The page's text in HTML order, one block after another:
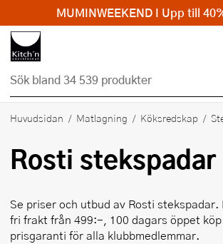
Hopp till huvudinnehållet
Huvudsidan Matlagning Köksredskap
Rosti stekspadar
Se priser och utbud av Rosti stekspadar.
fri frakt från 499:-, 100 dagars öppet
prisgaranti för alla klubbmedlemmar.
MUMINWEEKEND I Upp till